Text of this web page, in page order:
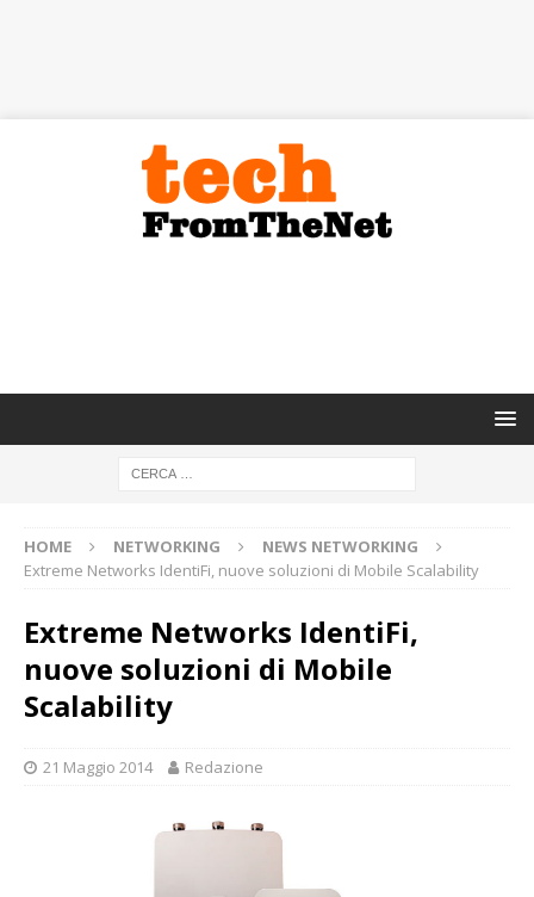
HOME NETWORKING
NEWS NETWORKING
Extreme Networks IdentiFi, nuove soluzioni di Mobile Scalability
Extreme Networks IdentiFi,
nuove soluzioni di Mobile
Scalability
21 Maggio 2014 Redazione